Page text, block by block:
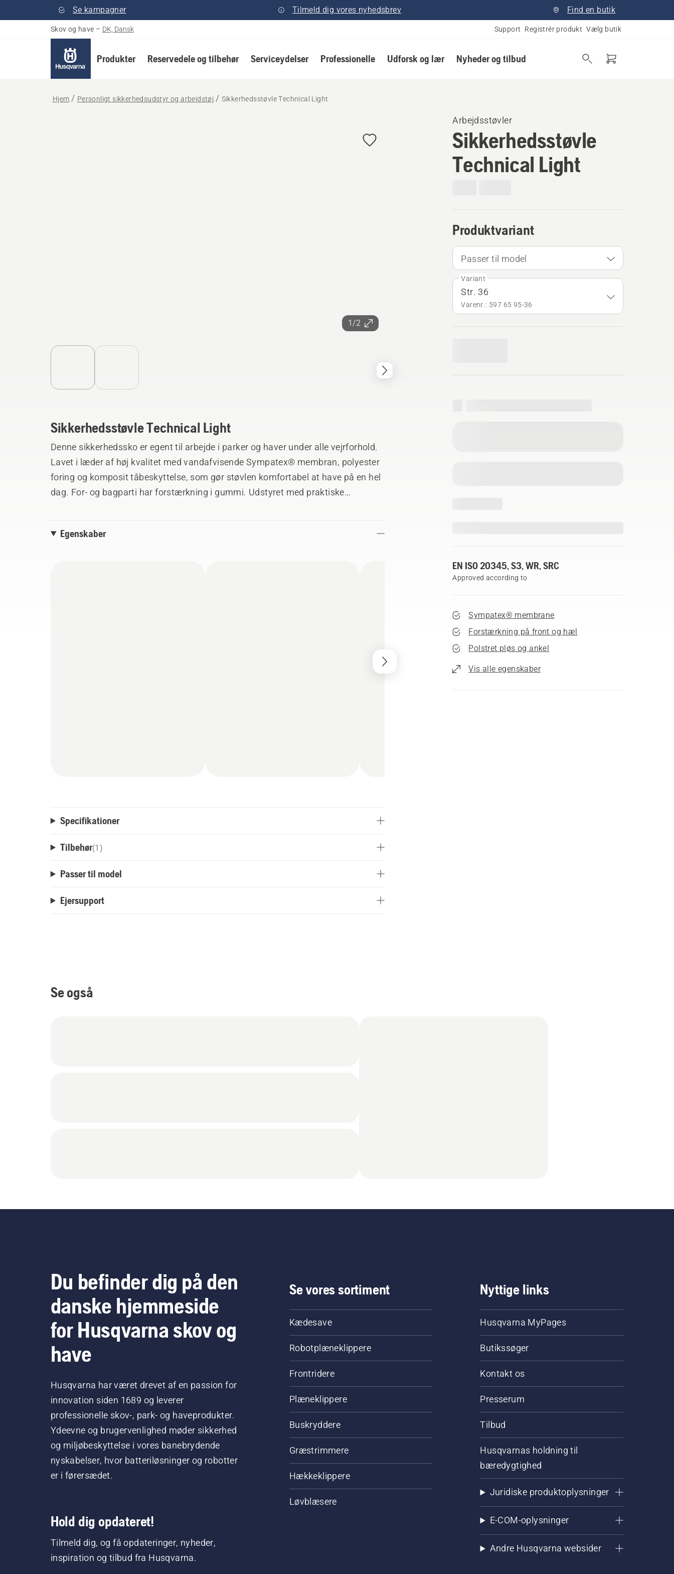
Se kampagner Tilmeld dig vores nyhedsbrev Find en butik
Skov og have – DK, Dansk Support Registrér produkt Vælg butik
Produkter Reservedele og tilbehør Serviceydelser Professionelle Udforsk og lær Nyheder og tilbud
Hjem Personligt sikkerhedsudstyr og arbejdstøj Sikkerhedsstøvle Technical Light
1/2
Arbejdsstøvler
Sikkerhedsstøvle
Technical Light
Produktvariant
Passer til model
Variant
Str. 36
Varenr.: 597 65 95‑36
EN ISO 20345, S3, WR, SRC
Approved according to
Sympatex® membrane
Forstærkning på front og hæl
Polstret pløs og ankel
Vis alle egenskaber
Sikkerhedsstøvle Technical Light
Denne sikkerhedssko er egent til arbejde i parker og haver under alle vejrforhold.
Lavet i læder af høj kvalitet med vandafvisende Sympatex® membran, polyester
foring og komposit tåbeskyttelse, som gør støvlen komfortabel at have på en hel
dag. For- og bagparti har forstærkning i gummi. Udstyret med praktiske
47.Egenskaber
Specifikationer
Tilbehør(1 )
Passer til model
Ejersupport
Se også
Du befinder dig på den
danske hjemmeside
for Husqvarna skov og
have
Husqvarna har været drevet af en passion for
innovation siden 1689 og leverer
professionelle skov-, park- og haveprodukter.
Ydeevne og brugervenlighed møder sikkerhed
og miljøbeskyttelse i vores banebrydende
nyskabelser, hvor batteriløsninger og robotter
er i førersædet.
Hold dig opdateret!
Tilmeld dig, og få opdateringer, nyheder,
inspiration og tilbud fra Husqvarna.
Se vores sortiment
Kædesave
Robotplæneklippere
Frontridere
Plæneklippere
Buskryddere
Græstrimmere
Hækkeklippere
Løvblæsere
Nyttige links
Husqvarna MyPages
Butikssøger
Kontakt os
Presserum
Tilbud
Husqvarnas holdning til
bæredygtighed
Juridiske produktoplysninger
E-COM-oplysninger
Andre Husqvarna websider